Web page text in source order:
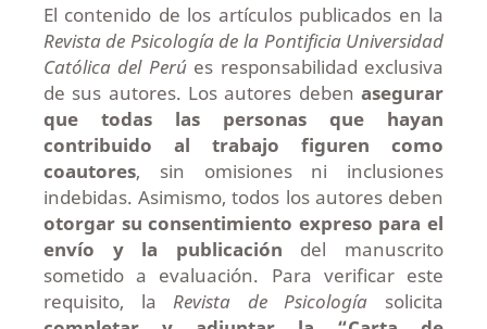
El contenido de los artículos publicados en la
Revista de Psicología de la Pontificia Universidad
Católica del Perúes responsabilidad exclusiva
de sus autores. Los autores debenasegurar
que todas las personas que hayan
contribuido al trabajo figuren como
coautores, sin omisiones ni inclusiones
indebidas. Asimismo, todos los autores deben
otorgar su consentimiento expreso para el
envío y la publicación del manuscrito
sometido a evaluación. Para verificar este
requisito, laRevista de Psicología solicita